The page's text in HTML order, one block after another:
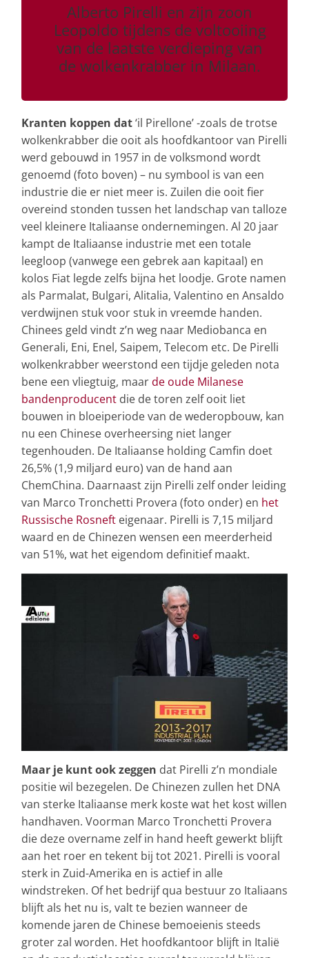
Alberto Pirelli en zijn zoon
Leopoldo tijdens de voltooiing
van de laatste verdieping van
de wolkenkrabber in Milaan.
Kranten koppen dat‘il Pirellone’ -zoals de trotse
wolkenkrabber die ooit als hoofdkantoor van Pirelli
werd gebouwd in 1957 in de volksmond wordt
genoemd (foto boven) – nu symbool is van een
industrie die er niet meer is. Zuilen die ooit fier
overeind stonden tussen het landschap van talloze
veel kleinere Italiaanse ondernemingen. Al 20 jaar
kampt de Italiaanse industrie met een totale
leegloop (vanwege een gebrek aan kapitaal) en
kolos Fiat legde zelfs bijna het loodje. Grote namen
als Parmalat, Bulgari, Alitalia, Valentino en Ansaldo
verdwijnen stuk voor stuk in vreemde handen.
Chinees geld vindt z’n weg naar Mediobanca en
Generali, Eni, Enel, Saipem, Telecom etc. De Pirelli
wolkenkrabber weerstond een tijdje geleden nota
bene een vliegtuig, maarde oude Milanese
bandenproducent die de toren zelf ooit liet
bouwen in bloeiperiode van de wederopbouw, kan
nu een Chinese overheersing niet langer
tegenhouden. De Italiaanse holding Camfin doet
26,5% (1,9 miljard euro) van de hand aan
ChemChina. Daarnaast zijn Pirelli zelf onder leiding
van Marco Tronchetti Provera (foto onder) en het
Russische Rosneft eigenaar. Pirelli is 7,15 miljard
waard en de Chinezen wensen een meerderheid
van 51%, wat het eigendom definitief maakt.
Maar je kunt ook zeggen dat Pirelli z’n mondiale
positie wil bezegelen. De Chinezen zullen het DNA
van sterke Italiaanse merk koste wat het kost willen
handhaven. Voorman Marco Tronchetti Provera
die deze overname zelf in hand heeft gewerkt blijft
aan het roer en tekent bij tot 2021. Pirelli is vooral
sterk in Zuid-Amerika en is actief in alle
windstreken. Of het bedrijf qua bestuur zo Italiaans
blijft als het nu is, valt te bezien wanneer de
komende jaren de Chinese bemoeienis steeds
groter zal worden. Het hoofdkantoor blijft in Italië